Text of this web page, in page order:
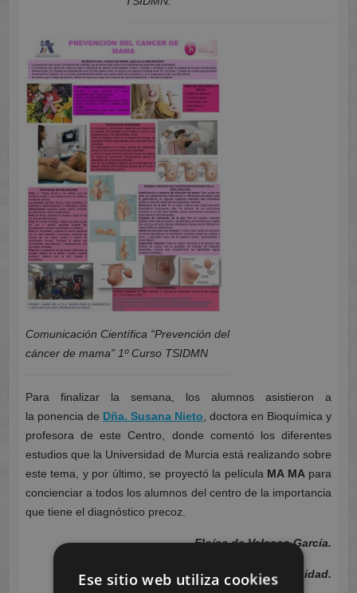
Comunicación Científica “Prevención del
cáncer de mama” 1º Curso TSIDMN
Para finalizar la semana, los alumnos asistieron a
la ponencia de Dña. Susana Nieto , doctora en Bioquímica y
profesora de este Centro, donde comentó los diferentes
estudios que la Universidad de Murcia está realizando sobre
este tema, y por último, se proyectó la película MA MApara
concienciar a todos los alumnos del centro de la importancia
que tiene el diagnóstico precoz.
Eloísa de Velasco García.
Departamento de Sanidad.
Ese sitio web utiliza cookies